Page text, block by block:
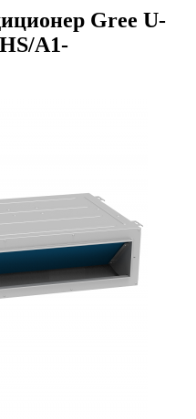
Gree U-
A1-